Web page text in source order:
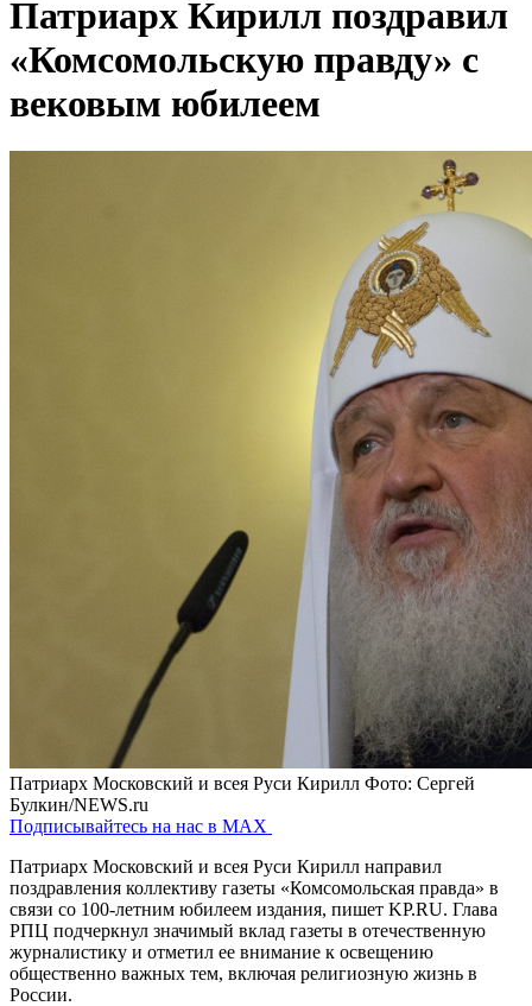
Патриарх Кирилл поздравил
«Комсомольскую правду» с
вековым юбилеем
Патриарх Московский и всея Руси Кирилл Фото: Сергей
Булкин/NEWS.ru
Подписывайтесь на нас в MAX
Патриарх Московский и всея Руси Кирилл направил
поздравления коллективу газеты «Комсомольская правда» в
связи со 100-летним юбилеем издания, пишет KP.RU. Глава
РПЦ подчеркнул значимый вклад газеты в отечественную
журналистику и отметил ее внимание к освещению
общественно важных тем, включая религиозную жизнь в
России.